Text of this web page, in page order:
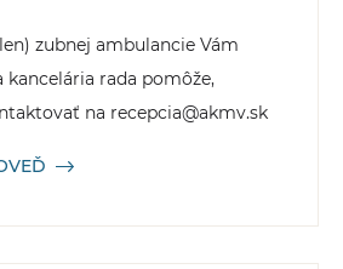
zubnej ambulancie Vám
kancelária rada pomôže,
na recepcia@akmv.sk